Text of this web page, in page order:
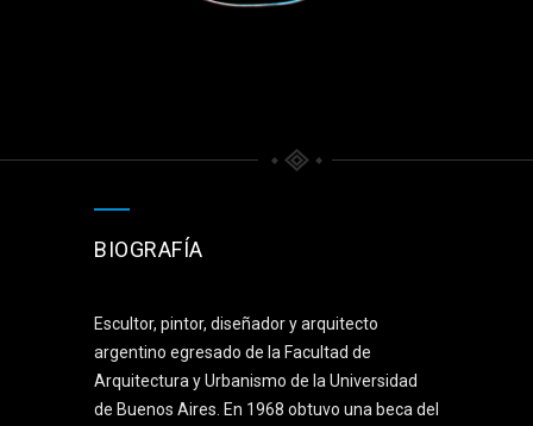
BIOGRAFÍA
Escultor, pintor, diseñador y arquitecto
argentino egresado de la Facultad de
Arquitectura y Urbanismo de la Universidad
de Buenos Aires. En 1968 obtuvo una beca del